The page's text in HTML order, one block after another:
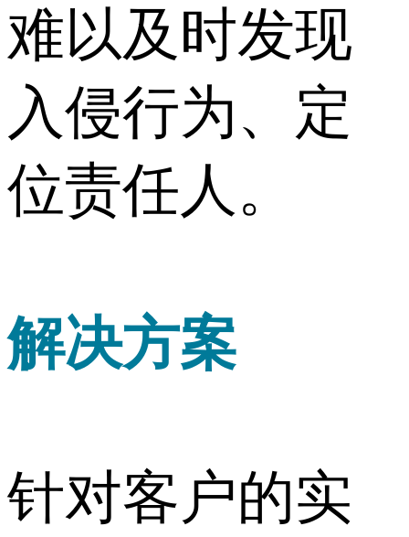
难以及时发现
入侵行为、定
位责任人。
解决方案
针对客户的实